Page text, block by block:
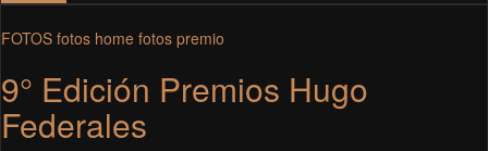
FOTOS fotos home fotos premio
9° Edición Premios Hugo
Federales